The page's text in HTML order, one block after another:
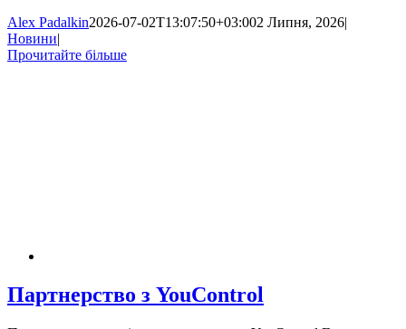
Alex Padalkin2026-07-02T13:07:50+03:002 Липня, 2026|
Новини|
Прочитайте більше
Партнерство з YouControl